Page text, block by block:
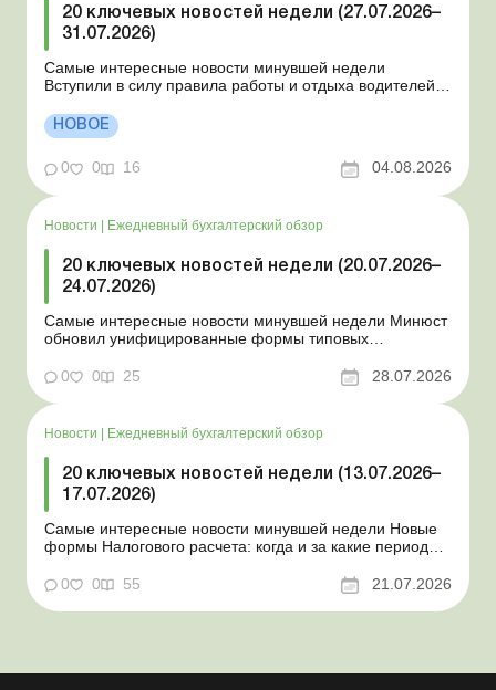
20 ключевых новостей недели (27.07.2026–
31.07.2026)
Самые интересные новости минувшей недели
Вступили в силу правила работы и отдыха водителей
положении Для сельхозпредприятий и ФЛП введены
новые разовые статистические формы Со 2 августа
изменяется порядок зачисления отдельных периодов
работы в стр...
НОВОЕ
0 0 16 04.08.2026
Новости | Ежедневный бухгалтерский обзор
20 ключевых новостей недели (20.07.2026–
24.07.2026)
Самые интересные новости минувшей недели Минюст
обновил унифицированные формы типовых
новость о создании координационного центра по
статус «в розыске»: что нужно знать работодателям
Закон о ВПЛ: ка...
0 0 25 28.07.2026
Новости Ежедневный бухгалтерский обзор
20 ключевых новостей недели (13.07.2026–
17.07.2026)
Самые интересные новости минувшей недели Новые
формы Налогового расчета: когда и за какие периоды
переоформления отсрочки от призыва во время
Координационный центр по организации
0 0 55 21.07.2026